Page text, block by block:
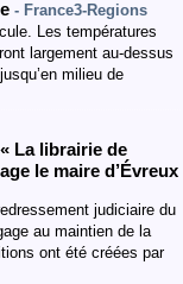
- France3-Regions
Les températures
largement au-dessus
milieu de
La librairie de
le maire d’Évreux
judiciaire du
au maintien de la
ont été créées par